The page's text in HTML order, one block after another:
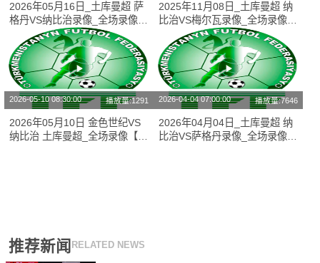
2026年05月16日_土库曼超 萨
格丹VS纳比治录像_全场录像
【全场回放】
2025年11月08日_土库曼超 纳
比治VS梅尔瓦录像_全场录像
【高清回放】
2026-05-10 08:30:00 播放量:1291
2026年05月10日 金色世纪VS
纳比治 土库曼超_全场录像【全
2026-04-04 07:00:00 播放量:7646
2026年04月04日_土库曼超 纳
比治VS萨格丹录像_全场录像
推荐新闻 RELATED NEWS